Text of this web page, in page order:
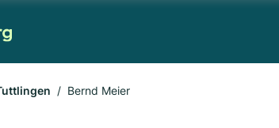
Bernd Meier